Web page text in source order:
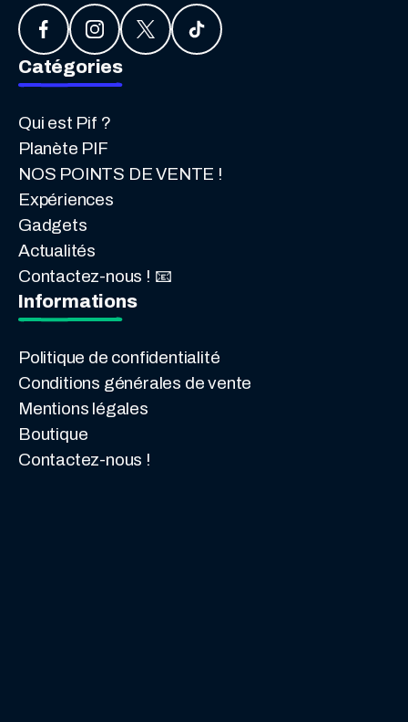
Catégories
Qui est Pif ?
Planète PIF
NOS POINTS DE VENTE !
Expériences
Gadgets
Actualités
Contactez-nous ! 📧
Informations
Politique de confidentialité
Conditions générales de vente
Mentions légales
Boutique
Contactez-nous !